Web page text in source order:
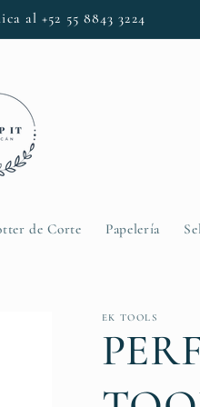
al +52 55 8843 3224
de Corte Papelería
EK TOOLS